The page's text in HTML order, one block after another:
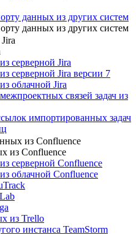
данных из других систем
данных из других систем
серверной Jira
серверной Jira версии 7
облачной Jira
связей задач из
импортированных задач
из Confluence
из Confluence
серверной Confluence
облачной Confluence
из Trello
инстанса TeamStorm